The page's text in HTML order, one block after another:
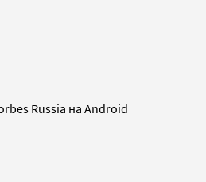
Russia на Android